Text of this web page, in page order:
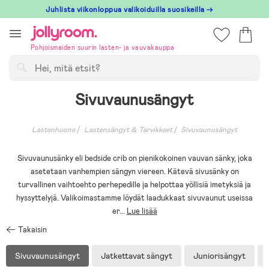
till
innehållet
Juhlista viikonloppua valikoiduilla suosikeilla →
Pohjoismaiden suurin lasten- ja vauvakauppa
Sivuvaunusängyt
Lastenhuone Lastensängyt & Tarvikkeet Sivuvaunusängyt
Sivuvaunusänky eli bedside crib on pienikokoinen vauvan sänky, joka
asetetaan vanhempien sängyn viereen. Kätevä sivusänky on
turvallinen vaihtoehto perhepedille ja helpottaa yöllisiä imetyksiä ja
hyssyttelyjä. Valikoimastamme löydät laadukkaat sivuvaunut useissa
er... Lue lisää
Takaisin
Sivuvaunusängyt Jatkettavat sängyt Juniorisängyt